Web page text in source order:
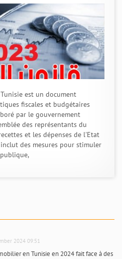
est un document
fiscales et budgétaires
par le gouvernement
des représentants du
et les dépenses de l'Etat
des mesures pour stimuler
2024 09:51
en Tunisie en 2024 fait face à des